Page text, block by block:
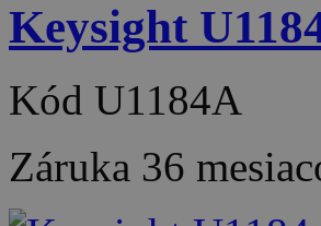
Keysight
Kód U1184A
Záruka 36